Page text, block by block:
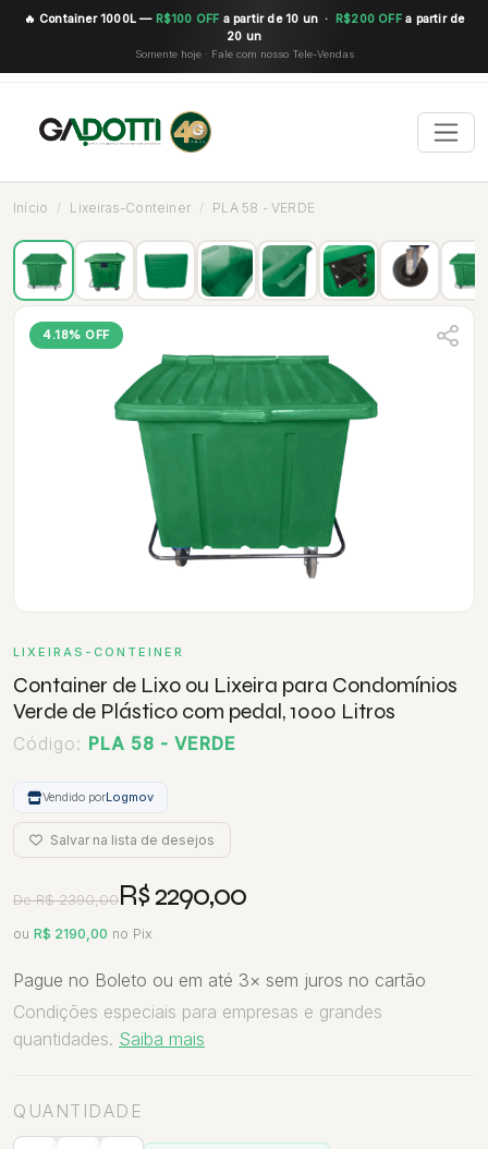
🔥 Container 1000L — R$100 OFF a partir de 10 un · R$200 OFFa partir de
20 un
Somente hoje · Fale com nosso Tele-Vendas
Início Lixeiras-Conteiner PLA 58 - VERDE
4.18% OFF
LIXEIRAS-CONTEINER
Container de Lixo ou Lixeira para Condomínios
Verde de Plástico com pedal, 1000 Litros
Código: PLA 58 - VERDE
Vendido porLogmov
Salvar na lista de desejos
De R$ 2390,00R$ 2290,00
ou R$ 2190,00 no Pix
Pague no Boleto ou em até 3× sem juros no cartão
Condições especiais para empresas e grandes
quantidades. Saiba mais
QUANTIDADE